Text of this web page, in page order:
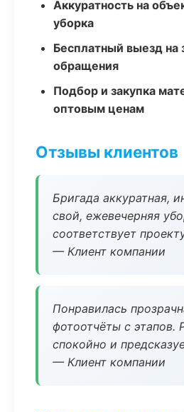
Аккуратность на
уборка
Бесплатный выезд на
обращения
Подбор и закупка
оптовым ценам
Отзывы клиентов
Бригада аккуратная,
свой, ежевечерняя
соответствует
— Клиент компании
Понравилась
фотоотчёты с этапов.
спокойно и
— Клиент компании